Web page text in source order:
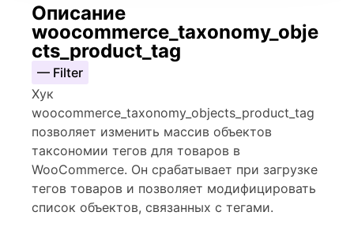
Описание
woocommerce_taxonomy_obje
cts_product_tag
— Filter
Хук
woocommerce_taxonomy_objects_product_tag
позволяет изменить массив объектов
таксономии тегов для товаров в
WooCommerce. Он срабатывает при загрузке
тегов товаров и позволяет модифицировать
список объектов, связанных с тегами.